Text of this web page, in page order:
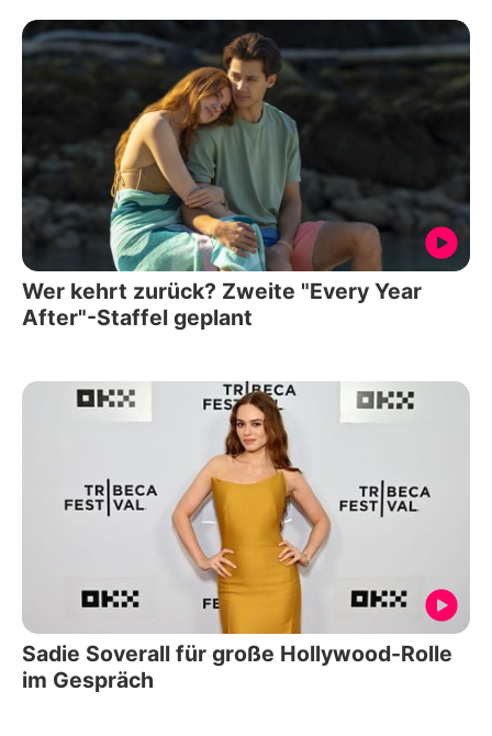
Wer kehrt zurück? Zweite "Every Year
After"-Staffel geplant
Sadie Soverall für große Hollywood-Rolle
im Gespräch